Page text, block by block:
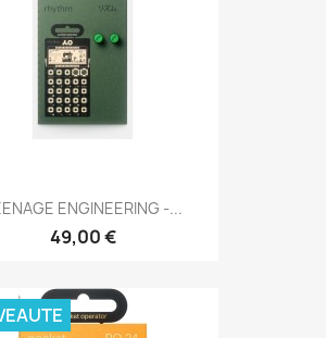
ENGINEERING -...
49,00 €